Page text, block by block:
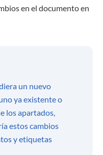
en el documento en
un nuevo
ya existente o
los apartados,
estos cambios
y etiquetas